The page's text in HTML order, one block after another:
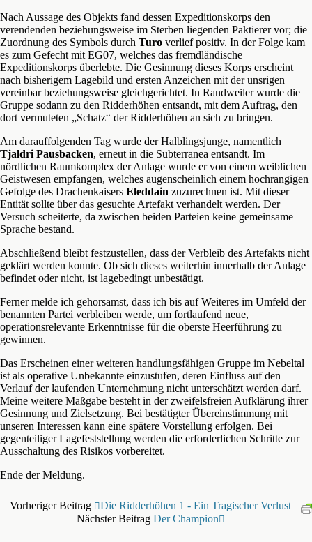
Nach Aussage des Objekts fand dessen Expeditionskorps den
verendenden beziehungsweise im Sterben liegenden Paktierer vor; die
Zuordnung des Symbols durch Turo verlief positiv. In der Folge kam
es zum Gefecht mit EG07, welches das fremdländische
Expeditionskorps überlebte. Die Gesinnung dieses Korps erscheint
nach bisherigem Lagebild und ersten Anzeichen mit der unsrigen
vereinbar beziehungsweise gleichgerichtet. In Randweiler wurde die
Gruppe sodann zu den Ridderhöhen entsandt, mit dem Auftrag, den
dort vermuteten „Schatz“ der Ridderhöhen an sich zu bringen.
Am darauffolgenden Tag wurde der Halblingsjunge, namentlich
Tjaldri Pausbacken, erneut in die Subterranea entsandt. Im
nördlichen Raumkomplex der Anlage wurde er von einem weiblichen
Geistwesen empfangen, welches augenscheinlich einem hochrangigen
Gefolge des Drachenkaisers Eleddain zuzurechnen ist. Mit dieser
Entität sollte über das gesuchte Artefakt verhandelt werden. Der
Versuch scheiterte, da zwischen beiden Parteien keine gemeinsame
Sprache bestand.
Abschließend bleibt festzustellen, dass der Verbleib des Artefakts nicht
geklärt werden konnte. Ob sich dieses weiterhin innerhalb der Anlage
befindet oder nicht, ist lagebedingt unbestätigt.
Ferner melde ich gehorsamst, dass ich bis auf Weiteres im Umfeld der
benannten Partei verbleiben werde, um fortlaufend neue,
operationsrelevante Erkenntnisse für die oberste Heerführung zu
gewinnen.
Das Erscheinen einer weiteren handlungsfähigen Gruppe im Nebeltal
ist als operative Unbekannte einzustufen, deren Einfluss auf den
Verlauf der laufenden Unternehmung nicht unterschätzt werden darf.
Meine weitere Maßgabe besteht in der zweifelsfreien Aufklärung ihrer
Gesinnung und Zielsetzung. Bei bestätigter Übereinstimmung mit
unseren Interessen kann eine spätere Vorstellung erfolgen. Bei
gegenteiliger Lagefeststellung werden die erforderlichen Schritte zur
Ausschaltung des Risikos vorbereitet.
Ende der Meldung.
Vorheriger Beitrag
Die Ridderhöhen 1 - Ein Tragischer Verlust
Nächster Beitrag Der Champion